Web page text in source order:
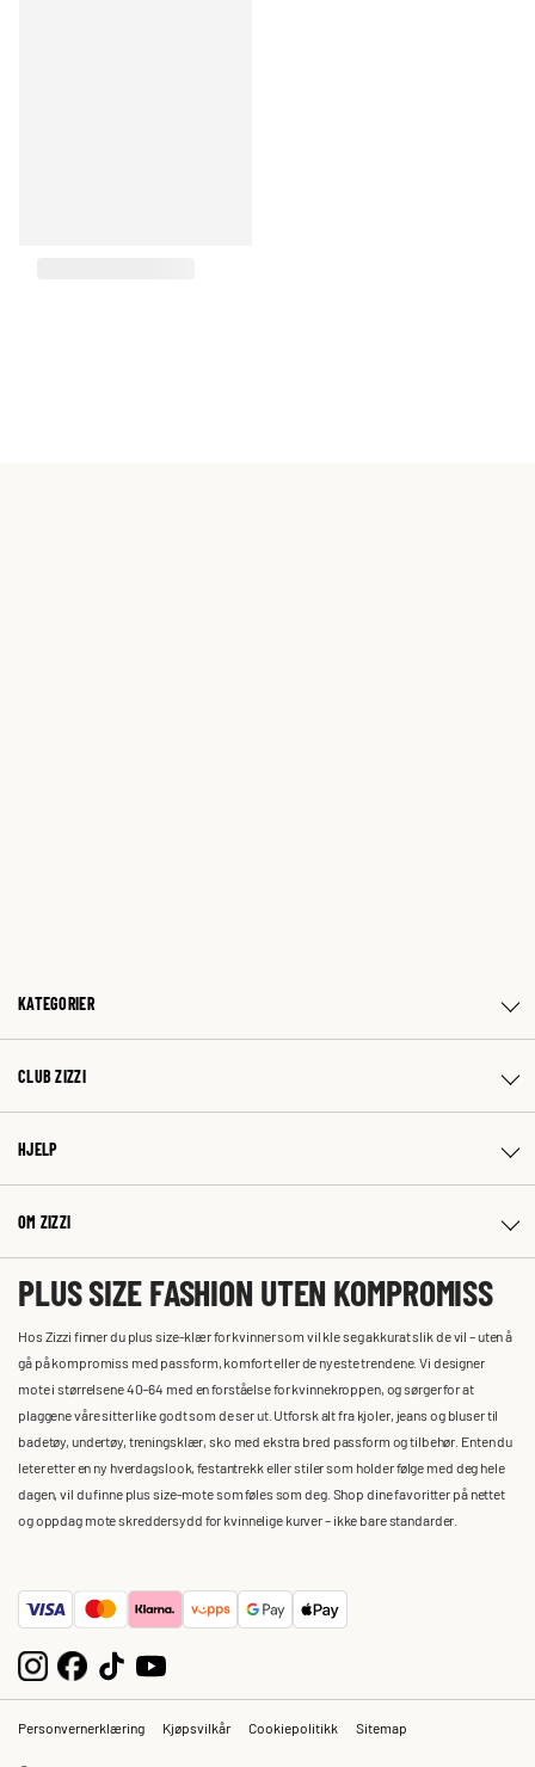
KATEGORIER
CLUB ZIZZI
HJELP
OM ZIZZI
PLUS SIZE FASHION UTEN KOMPROMISS
Hos Zizzi finner du plus size-klær for kvinner som vil kle seg akkurat slik de vil – uten å
gå på kompromiss med passform, komfort eller de nyeste trendene. Vi designer
mote i størrelsene 40–64 med en forståelse for kvinnekroppen, og sørger for at
plaggene våre sitter like godt som de ser ut. Utforsk alt fra kjoler, jeans og bluser til
badetøy, undertøy, treningsklær, sko med ekstra bred passform og tilbehør. Enten du
leter etter en ny hverdagslook, festantrekk eller stiler som holder følge med deg hele
dagen, vil du finne plus size-mote som føles som deg. Shop dine favoritter på nettet
og oppdag mote skreddersydd for kvinnelige kurver – ikke bare standarder.
Personvernerklæring Kjøpsvilkår Cookiepolitikk Sitemap